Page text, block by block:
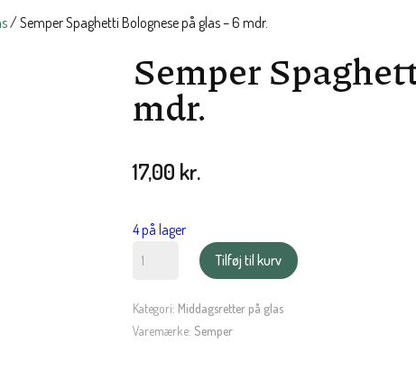
/ Semper Spaghetti Bolognese på glas – 6 mdr.
Semper
mdr.
17,00 kr.
4 på lager
Semper
på
glas
Tilføj til kurv
Kategori: Middagsretter på glas
Varemærke: Semper